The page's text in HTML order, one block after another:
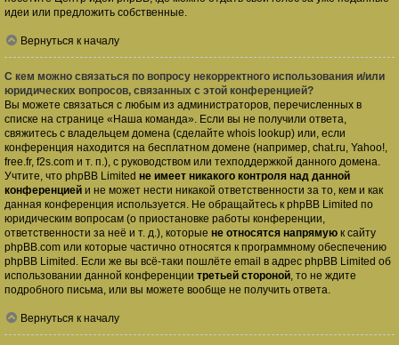
идеи или предложить собственные.
Вернуться к началу
С кем можно связаться по вопросу некорректного использования и/или
юридических вопросов, связанных с этой конференцией?
Вы можете связаться с любым из администраторов, перечисленных в
списке на странице «Наша команда». Если вы не получили ответа,
свяжитесь с владельцем домена (сделайте whois lookup) или, если
конференция находится на бесплатном домене (например, chat.ru, Yahoo!,
free.fr, f2s.com и т. п.), с руководством или техподдержкой данного домена.
Учтите, что phpBB Limited не имеет никакого контроля над данной
конференцией и не может нести никакой ответственности за то, кем и как
данная конференция используется. Не обращайтесь к phpBB Limited по
юридическим вопросам (о приостановке работы конференции,
ответственности за неё и т. д.), которые не относятся напрямую к сайту
phpBB.com или которые частично относятся к программному обеспечению
phpBB Limited. Если же вы всё-таки пошлёте email в адрес phpBB Limited об
использовании данной конференции третьей стороной, то не ждите
подробного письма, или вы можете вообще не получить ответа.
Вернуться к началу